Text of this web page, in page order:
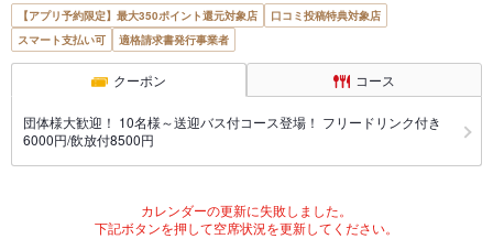
【アプリ予約限定】最大350ポイント還元対象店
口コミ投稿特典対象店
スマート支払い可
適格請求書発行事業者
クーポン コース
団体様大歓迎！ 10名様～送迎バス付コース登場！ フリードリンク付き
6000円/飲放付8500円
カレンダーの更新に失敗しました。
下記ボタンを押して空席状況を更新してください。